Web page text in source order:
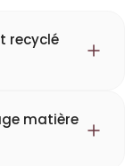
recyclé
matière